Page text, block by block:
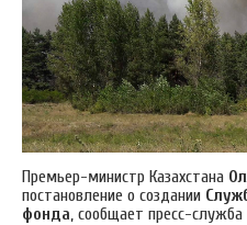
Премьер-министр Казахстана
постановление о создании
фонда, сообщает пресс-